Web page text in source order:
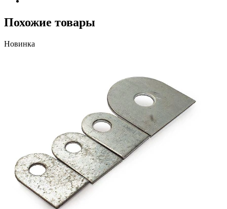
Похожие товары
Новинка